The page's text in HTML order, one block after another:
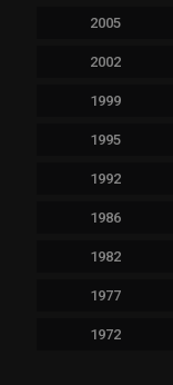
2005
2002
1999
1995
1992
1986
1982
1977
1972